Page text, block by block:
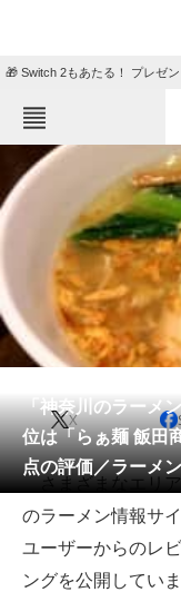
🎁 Switch 2もあたる！ プレゼ
ねとらぼメニュー
TOP
住まい
動物
会員記事
メディア
注目記事を集めた総
ITの今と未来を見通
スマホと通信の最
「神奈川のラーメ
位は「らぁ麺 飯田
点の評価／ラーメ
X
さまざまなエリア
のラーメン情報サイ
ユーザーからのレ
ングを公開してい